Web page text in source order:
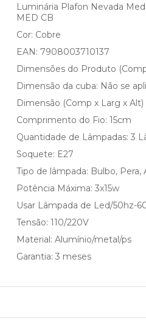
Luminária Plafon Nevada
MED CB
Cor: Cobre
EAN: 7908003710137
Dimensões do Produto
Dimensão da cuba: Não se
Dimensão (Comp x Larg x
Comprimento do Fio: 15cm
Quantidade de Lâmpadas: 3
Soquete: E27
Tipo de lâmpada: Bulbo, Pera,
Potência Máxima: 3x15w
Usar Lâmpada de Led/50hz-
Tensão: 110/220V
Material: Alumínio/metal/ps
Garantia: 3 meses